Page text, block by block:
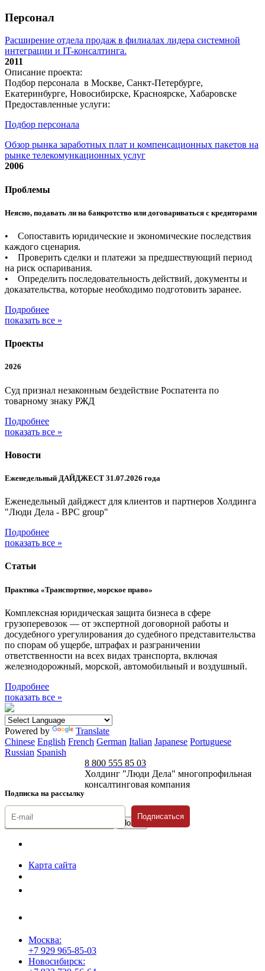
Персонал
Расширение отдела продаж в филиалах лидера системной
интеграции и IT-консалтинга.
2011
Описание проекта:
Подбор персонала в Москве, Санкт-Петербурге,
Екатеринбурге, Новосибирске, Красноярске, Хабаровске
Предоставленные услуги:
Подбор персонала
Обзор рынка заработных плат и компенсационных пакетов на
рынке телекомункационных услуг
2006
Проблемы
Неясно, подавать ли на банкротство или договариваться с кредиторами
• Сопоставить юридические и экономические последствия
каждого сценария.
• Проверить сделки и платежи за предшествующий период
на риск оспаривания.
• Определить последовательность действий, документы и
доказательства, которые необходимо подготовить заранее.
Подробнее
показать все »
Проекты
2026
Суд признал незаконным бездействие Роспатента по
товарному знаку РЖД
Подробнее
показать все »
Новости
Еженедельный ДАЙДЖЕСТ 31.07.2026 года
Еженедельный дайджест для клиентов и партнеров Холдинга
"Люди Дела - BPC group"
Подробнее
показать все »
Статьи
Практика «Транспортное, морское право»
Комплексная юридическая защита бизнеса в сфере
грузоперевозок — от экспертной договорной работы и
досудебного урегулирования до судебного представительства
по спорам об ущербе, штрафах и разграничении
ответственности на всех видах транспорта, включая
железнодорожный, морской, автомобильный и воздушный.
Подробнее
показать все »
Powered by
Translate
Chinese English French German Italian Japanese Portuguese
Russian Spanish
Подписка на рассылку
8 800 555 85 03
Холдинг "Люди Дела" многопрофильная
консалтинговая компания
Подписаться
Карта сайта
Москва:
+7 929 965-85-03
Новосибирск: